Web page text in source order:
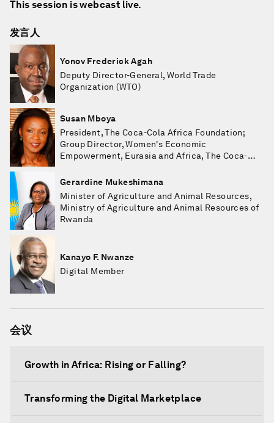
This session is webcast live.
发言人
Yonov Frederick Agah
Deputy Director-General, World Trade
Organization (WTO)
Susan Mboya
President, The Coca-Cola Africa Foundation;
Group Director, Women's Economic
Empowerment, Eurasia and Africa, The Coca-
Gerardine Mukeshimana
Minister of Agriculture and Animal Resources,
Ministry of Agriculture and Animal Resources of
Rwanda
Kanayo F. Nwanze
Digital Member
会议
Growth in Africa: Rising or Falling?
Transforming the Digital Marketplace